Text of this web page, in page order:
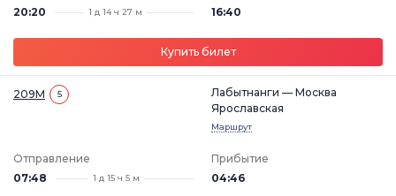
20:20
1 д 14 ч 27 м
16:40
Купить билет
209М 5
Лабытнанги — Москва
Ярославская
Маршрут
Отправление
07:48
1 д 15 ч 5 м
Прибытие
04:46